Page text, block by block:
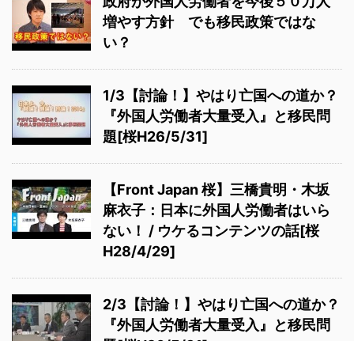
増やす方針 でも移民政策ではな
い？
1/3【討論！】やはり亡国への道か？
『外国人労働者大量受入』と移民問
題[桜H26/5/31]
【Front Japan 桜】三橋貴明・木坂
麻衣子：日本に外国人労働者はいら
ない！ / ウケるコンテンツの話[桜
H28/4/29]
2/3【討論！】やはり亡国への道か？
『外国人労働者大量受入』と移民問